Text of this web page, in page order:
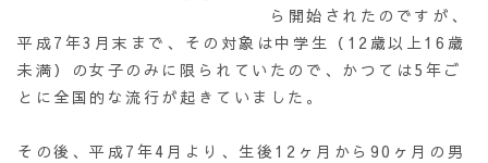
ら開始されたのですが、
平成7年3月末まで、その対象は中学生（12歳以上16歳
未満）の女子のみに限られていたので、かつては5年ご
とに全国的な流行が起きていました。
その後、平成7年4月より、生後12ヶ月から90ヶ月の男